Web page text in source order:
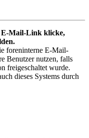
E-Mail-Link klicke,
foreninterne E-Mail-
Benutzer nutzen, falls
freigeschaltet wurde.
dieses Systems durch